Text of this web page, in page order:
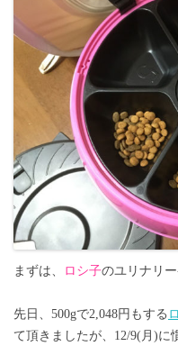
まずは、 ロシ子のユリナリ
先日、500gで2,048円もする
て頂きましたが、12/9(月)に